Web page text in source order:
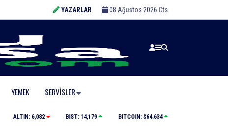
YAZARLAR 08 Ağustos 2026 Cts
YEMEK SERVISLER
Tarihi eser kaçakçısı sert kayaya çarptı
ALTIN: 6,082 BIST: 14,179 BITCOIN: $64.634